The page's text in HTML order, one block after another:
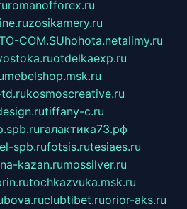
romanofforex.ru
zosikamery.ru
COM.SUhohota.netalimy.ru
otdelkaexp.ru
mebelshop.msk.ru
kosmoscreative.ru
tiffany-c.ru
галактика73.рф
spb.rufotsis.rutesiaes.ru
kazan.rumossilver.ru
tochkazvuka.msk.ru
clubtibet.ruorior-aks.ru